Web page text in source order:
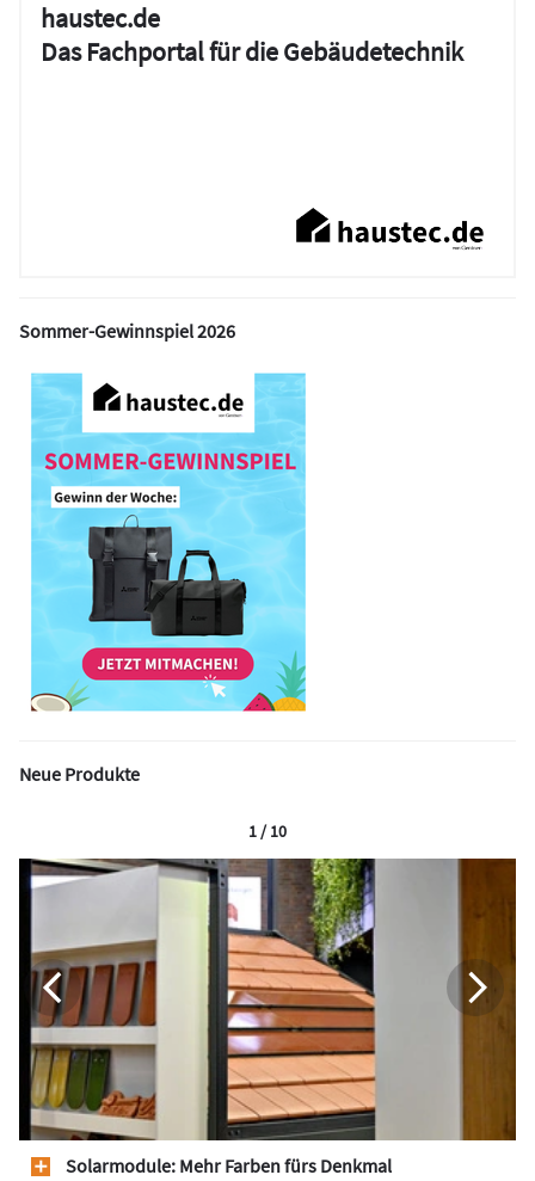
haustec.de
Das Fachportal für die Gebäudetechnik
Sommer-Gewinnspiel 2026
Neue Produkte
Solarmodule: Mehr Farben fürs Denkmal
1 / 10